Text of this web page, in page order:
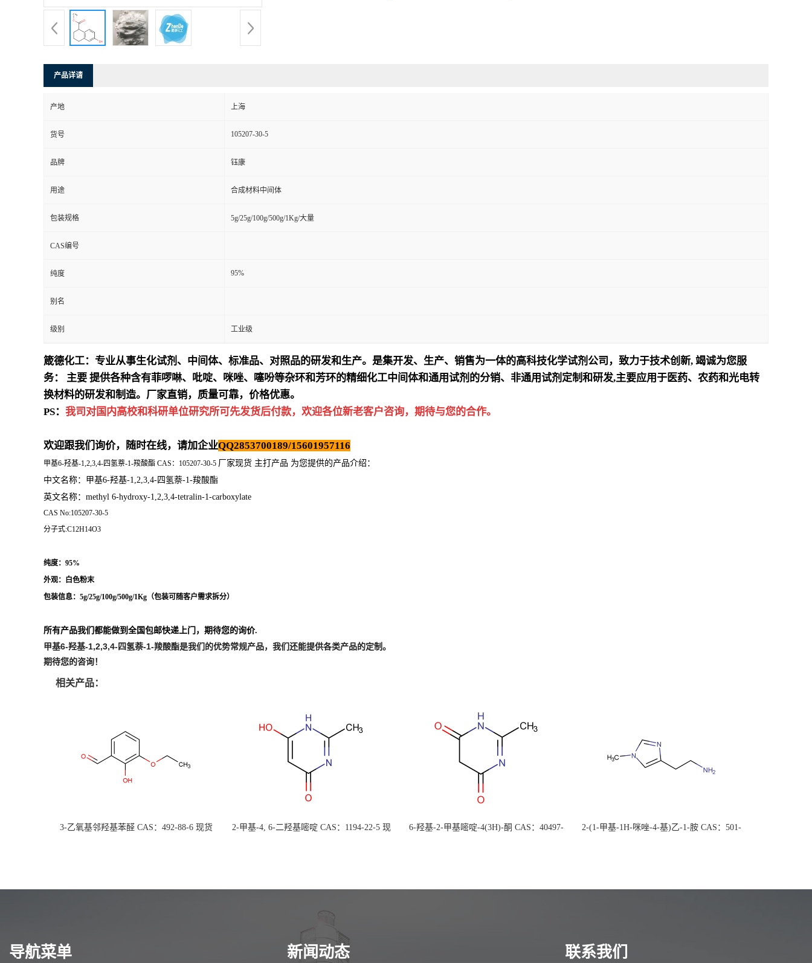
产品详请
产地 上海
货号 105207-30-5
品牌 钰康
用途 合成材料中间体
包装规格 5g/25g/100g/500g/1Kg/大量
CAS编号
纯度 95%
别名
级别 工业级
箴德化工：专业从事生化试剂、中间体、标准品、对照品的研发和生产。是集开发、生产、销售为一体的高科技化学试剂公司，致力于技术创新, 竭诚为您服
务：
主要 提供各种含有菲啰啉、吡啶、咪唑、噻吩等杂环和芳环的精细化工中间体和通用试剂的分销、非通用试剂定制和研发,主要应用于医药、农药和光电转
换材料的研发和制造。厂家直销，质量可靠，价格优惠。
PS： 我司对国内高校和科研单位研究所可先发货后付款，欢迎各位新老客户咨询，期待与您的合作。
欢迎跟我们询价，随时在线，请加企业QQ2853700189/15601957116
甲基6-羟基-1,2,3,4-四氢萘-1-羧酸酯 CAS：105207-30-5 厂家现货 主打产品 为您提供的产品介绍 ：
中文名称： 甲基6-羟基-1,2,3,4-四氢萘-1-羧酸酯
英文名称：methyl 6-hydroxy-1,2,3,4-tetralin-1-carboxylate
CAS No:105207-30-5
分子式:C12H14O3
纯度：95%
外观：白色粉末
包装信息：5g/25g/100g/500g/1Kg（包装可随客户需求拆分）
所有产品我们都能做到全国包邮快递上门，期待您的询价.
甲基6-羟基-1,2,3,4-四氢萘-1-羧酸酯是我们的优势常规产品，我们还能提供各类产品的定制。
期待您的咨询！
相关产品：
3-乙氧基邻羟基苯醛 CAS：492-88-6 现货
2-甲基-4, 6-二羟基嘧啶 CAS：1194-22-5 现
6-羟基-2-甲基嘧啶-4(3H)-酮 CAS：40497-
2-(1-甲基-1H-咪唑-4-基)乙-1-胺 CAS：501-
导航菜单 新闻动态 联系我们